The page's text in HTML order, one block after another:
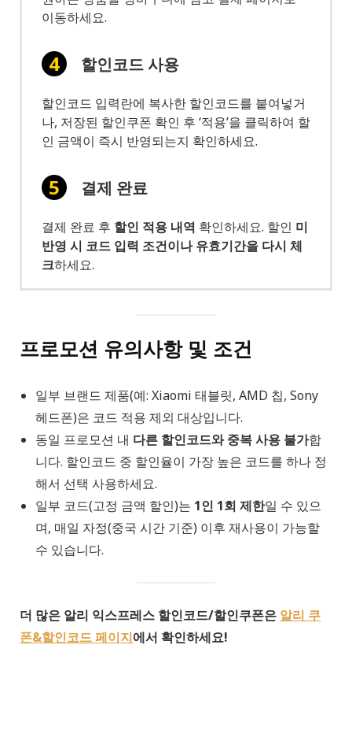
이동하세요.
할인코드 사용
할인코드 입력란에 복사한 할인코드를 붙여넣거
나, 저장된 할인쿠폰 확인 후 ‘적용’을 클릭하여 할
인 금액이 즉시 반영되는지 확인하세요.
결제 완료
결제 완료 후 할인 적용 내역 확인하세요. 할인 미
반영 시 코드 입력 조건이나 유효기간을 다시 체
크하세요.
프로모션 유의사항 및 조건
일부 브랜드 제품(예: Xiaomi 태블릿, AMD 칩, Sony
헤드폰)은 코드 적용 제외 대상입니다.
동일 프로모션 내 다른 할인코드와 중복 사용 불가합
니다. 할인코드 중 할인율이 가장 높은 코드를 하나 정
해서 선택 사용하세요.
일부 코드(고정 금액 할인)는 1인 1회 제한일 수 있으
며, 매일 자정(중국 시간 기준) 이후 재사용이 가능할
수 있습니다.
더 많은 알리 익스프레스 할인코드/할인쿠폰은 알리 쿠
폰&할인코드 페이지에서 확인하세요!